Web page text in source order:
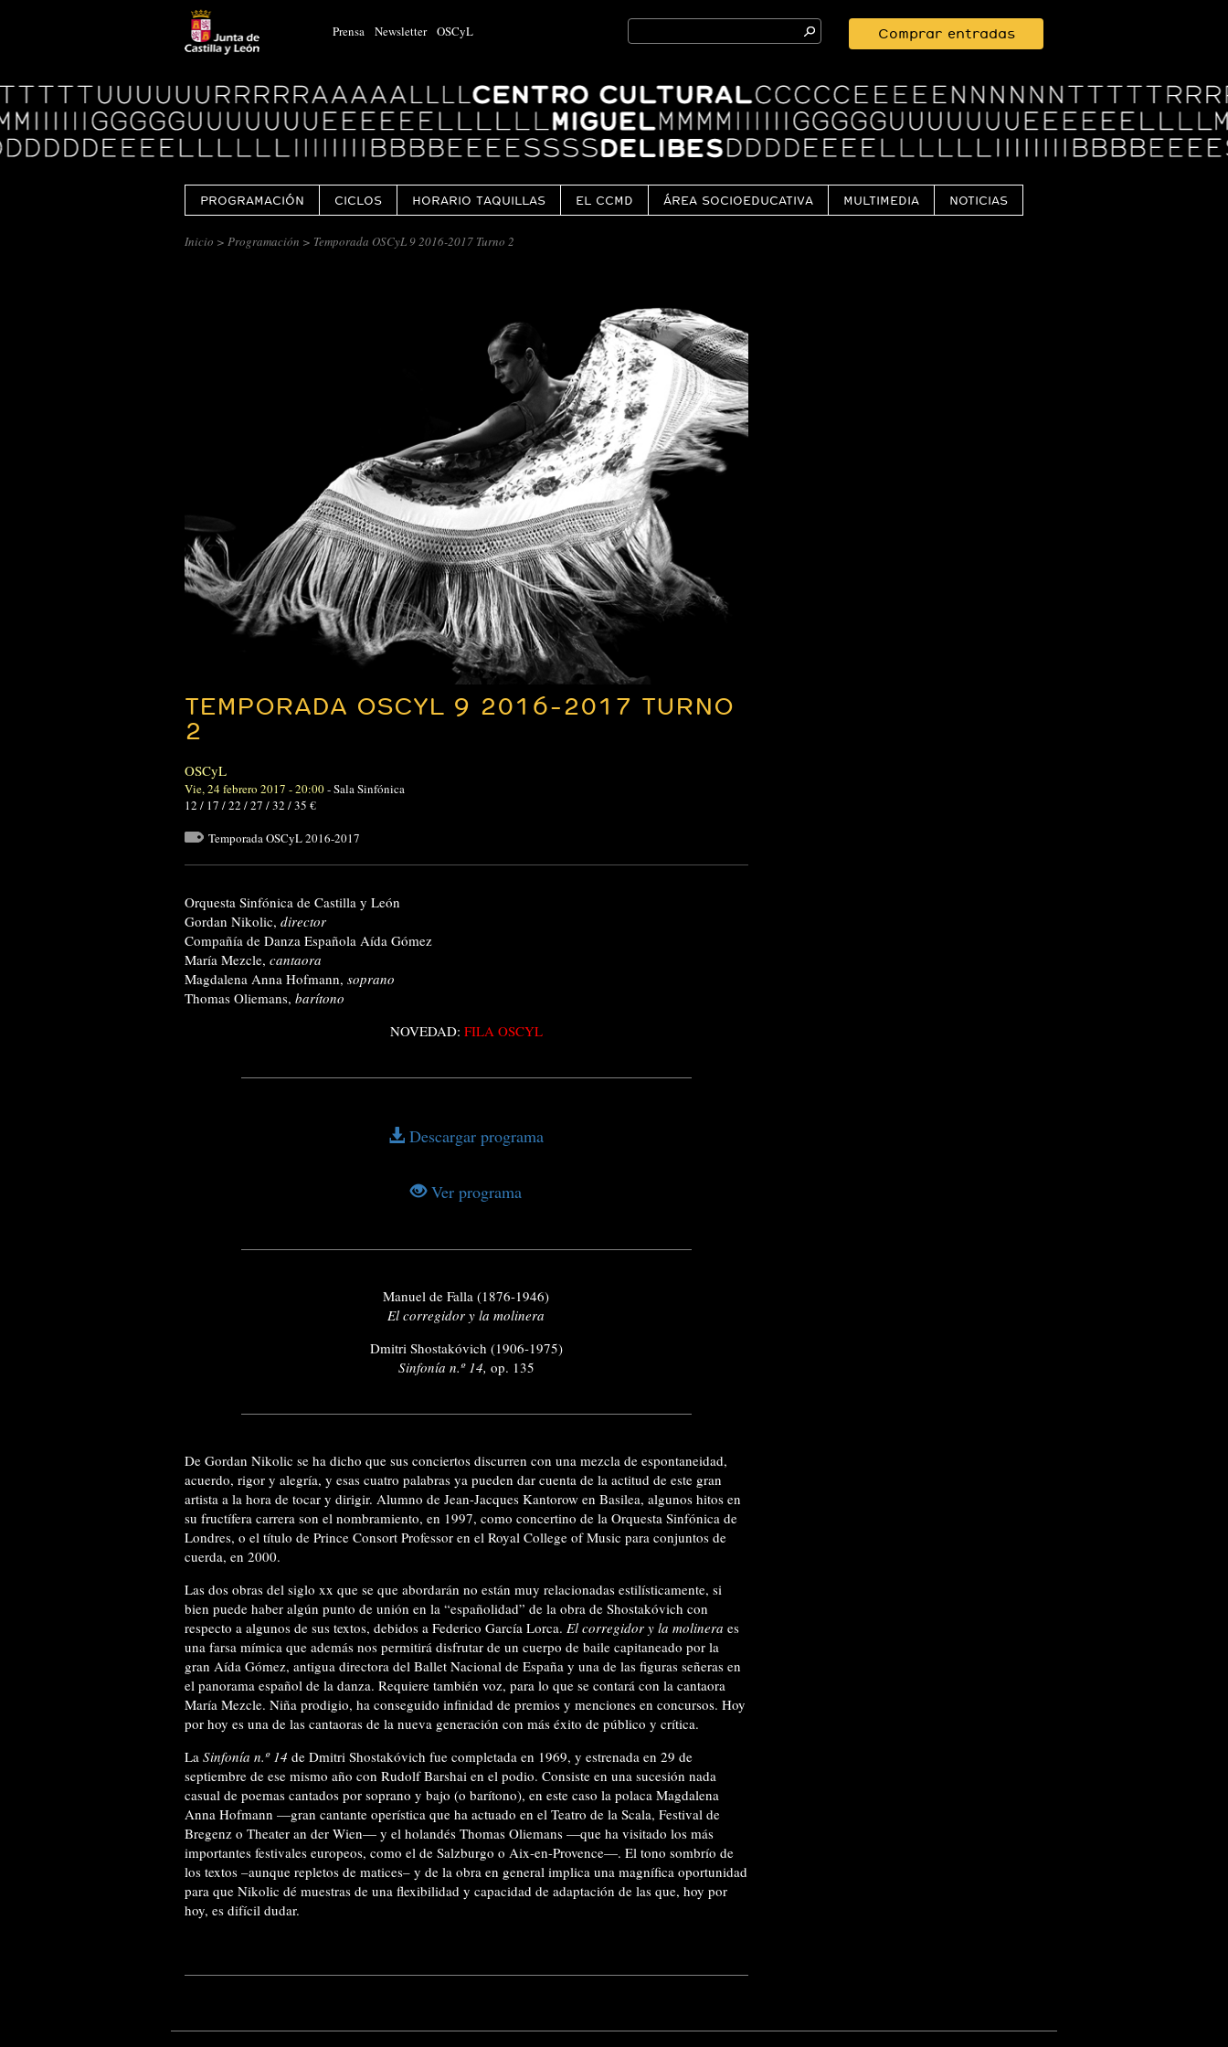
Prensa Newsletter OSCyL
Search
for:
Comprar entradas
Logo
Centro
Cultural
Miguel
Delibes
PROGRAMACIÓN CICLOS HORARIO TAQUILLAS EL CCMD ÁREA SOCIOEDUCATIVA MULTIMEDIA NOTICIAS
Inicio > Programación > Temporada OSCyL 9 2016-2017 Turno 2
TEMPORADA OSCYL 9 2016-2017 TURNO
2
OSCyL
Vie, 24 febrero 2017 - 20:00-Sala Sinfónica
12 / 17 / 22 / 27 / 32 / 35 €
Temporada OSCyL 2016-2017
Orquesta Sinfónica de Castilla y León
Gordan Nikolic, director
Compañía de Danza Española Aída Gómez
María Mezcle, cantaora
Magdalena Anna Hofmann, soprano
Thomas Oliemans, barítono
NOVEDAD: FILA OSCYL
Descargar programa
Ver programa
Manuel de Falla (1876-1946)
El corregidor y la molinera
Dmitri Shostakóvich (1906-1975)
Sinfonía n.º 14, op. 135
De Gordan Nikolic se ha dicho que sus conciertos discurren con una mezcla de espontaneidad,
acuerdo, rigor y alegría, y esas cuatro palabras ya pueden dar cuenta de la actitud de este gran
artista a la hora de tocar y dirigir. Alumno de Jean-Jacques Kantorow en Basilea, algunos hitos en
su fructífera carrera son el nombramiento, en 1997, como concertino de la Orquesta Sinfónica de
Londres, o el título de Prince Consort Professor en el Royal College of Music para conjuntos de
cuerda, en 2000.
Las dos obras del siglo xx que se que abordarán no están muy relacionadas estilísticamente, si
bien puede haber algún punto de unión en la “españolidad” de la obra de Shostakóvich con
respecto a algunos de sus textos, debidos a Federico García Lorca. El corregidor y la molinera es
una farsa mímica que además nos permitirá disfrutar de un cuerpo de baile capitaneado por la
gran Aída Gómez, antigua directora del Ballet Nacional de España y una de las figuras señeras en
el panorama español de la danza. Requiere también voz, para lo que se contará con la cantaora
María Mezcle. Niña prodigio, ha conseguido infinidad de premios y menciones en concursos. Hoy
por hoy es una de las cantaoras de la nueva generación con más éxito de público y crítica.
La Sinfonía n.º 14 de Dmitri Shostakóvich fue completada en 1969, y estrenada en 29 de
septiembre de ese mismo año con Rudolf Barshai en el podio. Consiste en una sucesión nada
casual de poemas cantados por soprano y bajo (o barítono), en este caso la polaca Magdalena
Anna Hofmann —gran cantante operística que ha actuado en el Teatro de la Scala, Festival de
Bregenz o Theater an der Wien— y el holandés Thomas Oliemans —que ha visitado los más
importantes festivales europeos, como el de Salzburgo o Aix-en-Provence—. El tono sombrío de
los textos –aunque repletos de matices– y de la obra en general implica una magnífica oportunidad
para que Nikolic dé muestras de una flexibilidad y capacidad de adaptación de las que, hoy por
hoy, es difícil dudar.